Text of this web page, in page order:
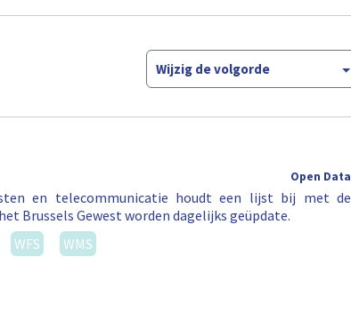
Wijzig de volgorde
Open Data
en telecommunicatie houdt een lijst bij met de
Brussels Gewest worden dagelijks geüpdate.
WFS WMS